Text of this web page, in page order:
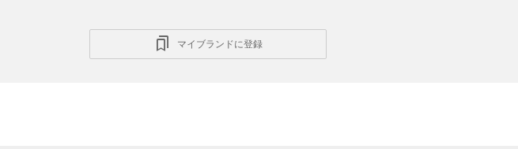
マイブランドに登録